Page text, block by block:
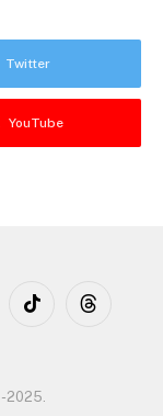
Twitter
YouTube
TikTok Threads
2025.